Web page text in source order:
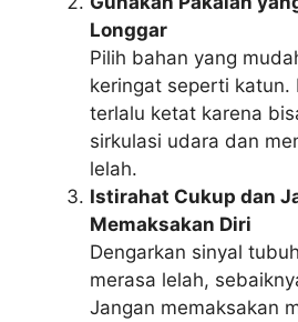
Longgar
Pilih bahan yang
keringat seperti katun.
terlalu ketat karena
sirkulasi udara dan
lelah.
Istirahat Cukup dan
Memaksakan Diri
Dengarkan sinyal
merasa lelah,
Jangan memaksakan